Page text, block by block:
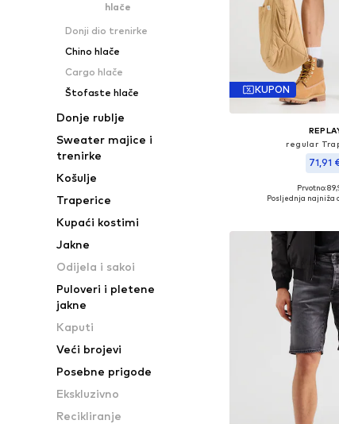
hlače
Donji dio trenirke
Chino hlače
Cargo hlače
Štofaste hlače
Donje rublje
Sweater majice i
trenirke
Košulje
Traperice
Kupaći kostimi
Jakne
Odijela i sakoi
Puloveri i pletene
jakne
Kaputi
Veći brojevi
Posebne prigode
Ekskluzivno
Recikliranje
KUPON
regular
71,91
Dostupne veličine:
Prvotno:
Posljednja najniža